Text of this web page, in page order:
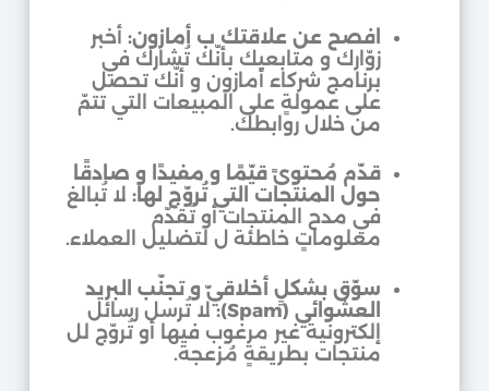
افصح عن علاقتك ب أمازون: أخبر
زوّارك و متابعيك بأنّك تُشارك في
برنامج شركاء أمازون و أنّك تحصل
على عمولةٍ على المبيعات التي تتمّ
من خلال روابطك.
قدّم مُحتوىً قيّمًا و مفيدًا و صادقًا
حول المنتجات التي تُروّج لها: لا تُبالغ
في مدح المنتجات أو تُقدّم
معلوماتٍ خاطئة ل لتضليل العملاء.
سوّق بشكلٍ أخلاقيّ و تجنّب البريد
العشوائي (Spam):
لا تُرسل رسائل
إلكترونية غير مرغوب فيها أو تُروّج لل
منتجات بطريقةٍ مُزعجة.